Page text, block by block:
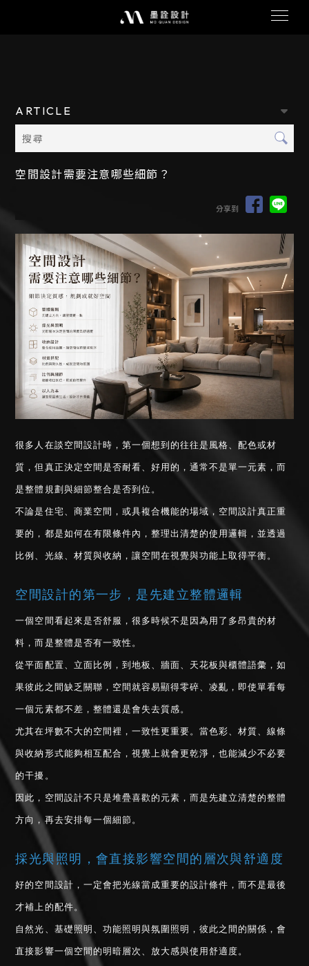
ARTICLE
空間設計需要注意哪些細節？
分享到
很多人在談空間設計時，第一個想到的往往是風格、配色或材
質，但真正決定空間是否耐看、好用的，通常不是單一元素，而
是整體規劃與細節整合是否到位。
不論是住宅、商業空間，或具複合機能的場域，空間設計真正重
要的，都是如何在有限條件內，整理出清楚的使用邏輯，並透過
比例、光線、材質與收納，讓空間在視覺與功能上取得平衡。
空間設計的第一步，是先建立整體邏輯
一個空間看起來是否舒服，很多時候不是因為用了多昂貴的材
料，而是整體是否有一致性。
從平面配置、立面比例，到地板、牆面、天花板與櫃體語彙，如
果彼此之間缺乏關聯，空間就容易顯得零碎、凌亂，即使單看每
一個元素都不差，整體還是會失去質感。
尤其在坪數不大的空間裡，一致性更重要。當色彩、材質、線條
與收納形式能夠相互配合，視覺上就會更乾淨，也能減少不必要
的干擾。
因此，空間設計不只是堆疊喜歡的元素，而是先建立清楚的整體
方向，再去安排每一個細節。
採光與照明，會直接影響空間的層次與舒適度
好的空間設計，一定會把光線當成重要的設計條件，而不是最後
才補上的配件。
自然光、基礎照明、功能照明與氛圍照明，彼此之間的關係，會
直接影響一個空間的明暗層次、放大感與使用舒適度。